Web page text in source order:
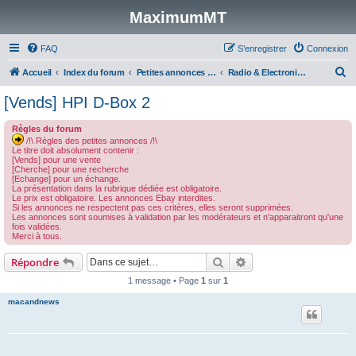
MaximumMT
FAQ Connexion
S’enregistrer
Accueil Index du forum Petites annonces modélisme Radio & Electronique
r
[Vends] HPI D-Box 2
Règles du forum
/!\ Règles des petites annonces /!\
Le titre doit absolument contenir :
[Vends] pour une vente
[Cherche] pour une recherche
[Echange] pour un échange.
La présentation dans la rubrique dédiée est obligatoire.
Le prix est obligatoire. Les annonces Ebay interdites.
Si les annonces ne respectent pas ces critères, elles seront supprimées.
Les annonces sont soumises à validation par les modérateurs et n'apparaitront qu'une
fois validées.
Merci à tous.
Répondre Rechercher
1 message • Page 1 sur 1
macandnews